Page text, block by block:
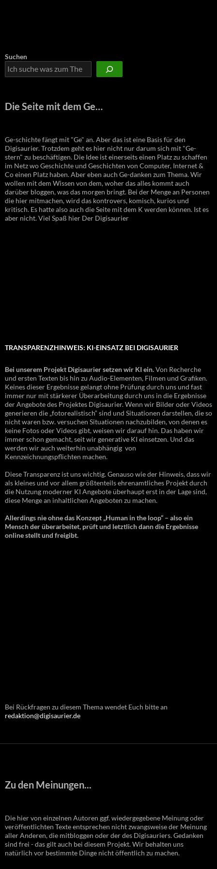
Suchen
Die Seite mit dem Ge…
Ge-schichte fängt mit "Ge" an. Aber das ist eine Basis für den
Digisaurier. Trotzdem geht es hier nicht nur darum sich mit "Ge-
stern" zu beschäftigen. Die Idee ist einerseits einen Platz zu schaffen
im Netz wo Geschichte und Geschichten von Computer, Internet &
Co einen Platz haben. Aber eben auch Ge-danken zum Thema. Wir
wollen mit dem Wissen von dem, woher das alles kommt auch
darüber bloggen, was das morgen bringt. Bei der Menge an Personen
die hier mitmachen, wird das kontrovers, komisch, kurios und
kritisch. Es hatte also auch die Seite mit dem K werden können. Ist es
aber nicht. Viel Spaß hier Der Digisaurier
TRANSPARENZHINWEIS: KI-EINSATZ BEI DIGISAURIER
Bei unserem Projekt Digisaurier setzen wir KI ein.Von Recherche
und ersten Texten bis hin zu Audio-Elementen, Filmen und Grafiken.
Keines dieser Ergebnisse gelangt ohne Prüfung durch uns und fast
immer nur mit stärkerer Überarbeitung durch uns in die Ergebnisse
der Angebote des Projektes Digisaurier. Wenn wir Bilder oder Videos
generieren die „fotorealistisch“ sind und Situationen darstellen, die so
nicht waren bzw. versuchen Situationen nachzubilden, von denen es
keine Fotos oder Videos gibt, weisen wir darauf hin. Das haben wir
immer schon gemacht, seit wir generative KI einsetzen. Und das
werden wir auch weiterhin unabhängig von
Kennzeichnungspflichten machen.
Diese Transparenz ist uns wichtig. Genauso wie der Hinweis, dass wir
als kleines und vor allem größtenteils ehrenamtliches Projekt durch
die Nutzung moderner KI Angebote überhaupt erst in der Lage sind,
diese Menge an inhaltlichen Angeboten zu machen.
Allerdings nie ohne das Konzept „Human in the loop“ – also ein
Mensch der überarbeitet, prüft und letztlich dann die Ergebnisse
online stellt und freigibt.
Bei Rückfragen zu diesem Thema wendet Euch bitte an
redaktion@digisaurier.de
Zu den Meinungen...
Die hier von einzelnen Autoren ggf. wiedergegebene Meinung oder
veröffentlichten Texte entsprechen nicht zwangsweise der Meinung
aller Anderen, die mitbloggen oder der des Digisauriers. Gedanken
sind frei - das gilt auch bei diesem Projekt. Wir behalten uns
natürlich vor bestimmte Dinge nicht öffentlich zu machen.